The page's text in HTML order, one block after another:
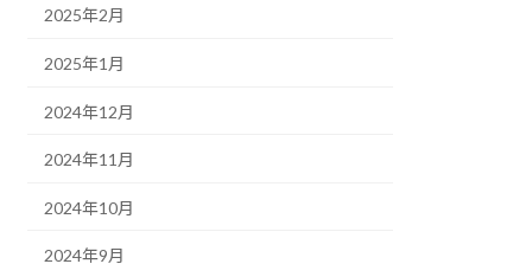
2025年2月
2025年1月
2024年12月
2024年11月
2024年10月
2024年9月